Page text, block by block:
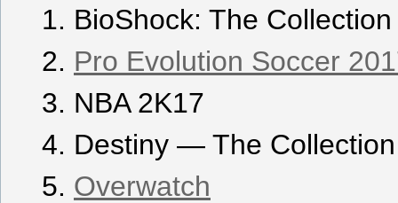
BioShock: The Collection
Pro Evolution Soccer
NBA 2K17
Destiny — The Collection
Overwatch